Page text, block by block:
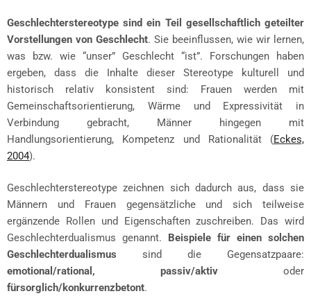
Geschlechterstereotype sind ein Teil gesellschaftlich geteilter
Vorstellungen von Geschlecht. Sie beeinflussen, wie wir lernen,
was bzw. wie “unser” Geschlecht “ist”. Forschungen haben
ergeben, dass die Inhalte dieser Stereotype kulturell und
historisch relativ konsistent sind: Frauen werden mit
Gemeinschaftsorientierung, Wärme und Expressivität in
Verbindung gebracht, Männer hingegen mit
Handlungsorientierung, Kompetenz und Rationalität (Eckes,
2004).
Geschlechterstereotype zeichnen sich dadurch aus, dass sie
Männern und Frauen gegensätzliche und sich teilweise
ergänzende Rollen und Eigenschaften zuschreiben. Das wird
Geschlechterdualismus genannt.
Beispiele für einen solchen
Geschlechterdualismus sind die Gegensatzpaare:
emotional/rational, passiv/aktiv oder
fürsorglich/konkurrenzbetont.